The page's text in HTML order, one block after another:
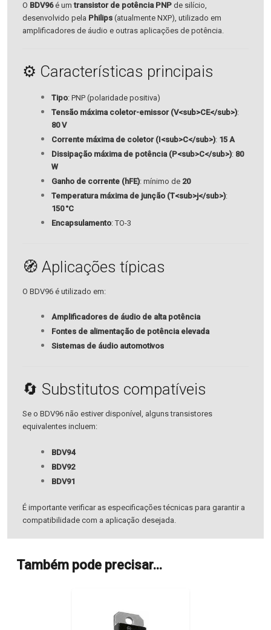
O BDV96é um transistor de potência PNP de silício,
desenvolvido pela Philips (atualmente NXP), utilizado em
amplificadores de áudio e outras aplicações de potência.
⚙️ Características principais
Tipo: PNP (polaridade positiva)
Tensão máxima coletor-emissor (V<sub>CE</sub>):
80 V
Corrente máxima de coletor (I<sub>C</sub>): 15 A
Dissipação máxima de potência (P<sub>C</sub>): 80
W
Ganho de corrente (hFE): mínimo de 20
Temperatura máxima de junção (T<sub>j</sub>):
150 °C
Encapsulamento: TO-3
🧭 Aplicações típicas
O BDV96 é utilizado em:
Amplificadores de áudio de alta potência
Fontes de alimentação de potência elevada
Sistemas de áudio automotivos
🔄 Substitutos compatíveis
Se o BDV96 não estiver disponível, alguns transistores
equivalentes incluem:
BDV94
BDV92
BDV91
É importante verificar as especificações técnicas para garantir a
compatibilidade com a aplicação desejada.
Também pode precisar…